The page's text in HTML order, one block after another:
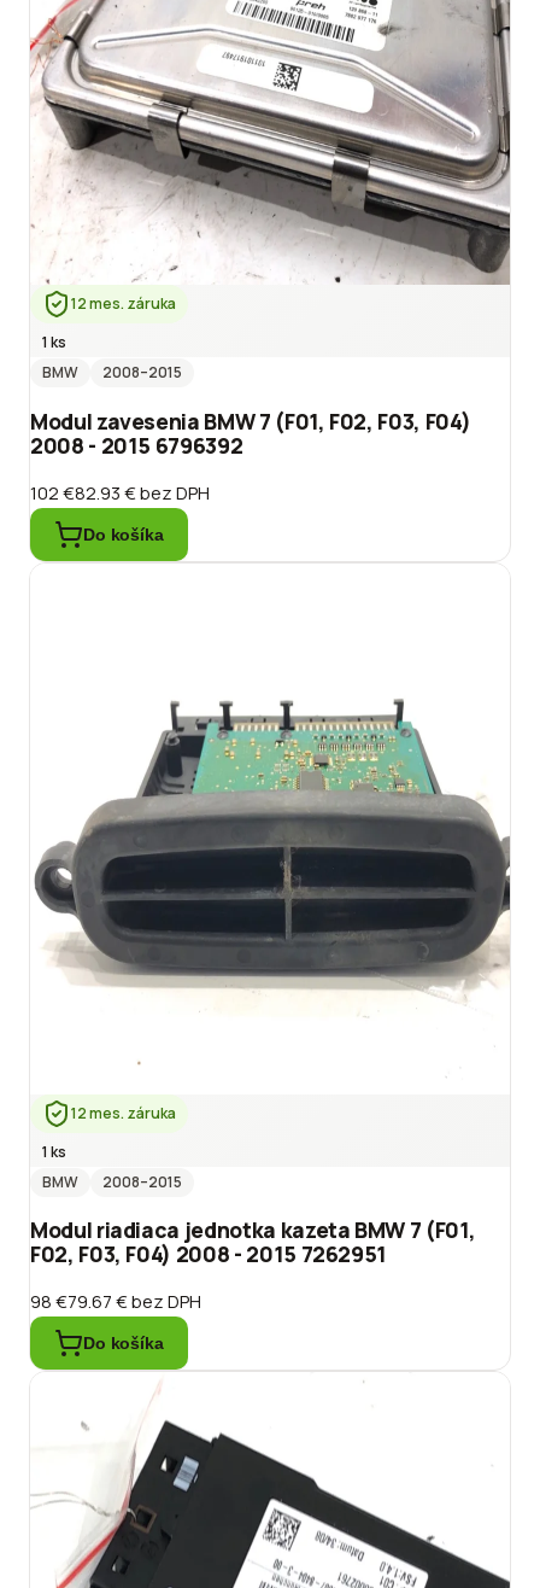
12 mes. záruka
1 ks
BMW
2008–2015
Modul zavesenia BMW 7 (F01, F02, F03, F04)
2008 - 2015 6796392
102 €82.93 €bez DPH
Do košíka
12 mes. záruka
1 ks
BMW
2008–2015
Modul riadiaca jednotka kazeta BMW 7 (F01,
F02, F03, F04) 2008 - 2015 7262951
98 €79.67 €bez DPH
Do košíka